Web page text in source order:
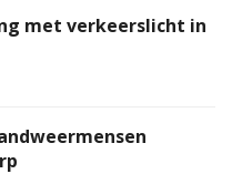
met verkeerslicht in